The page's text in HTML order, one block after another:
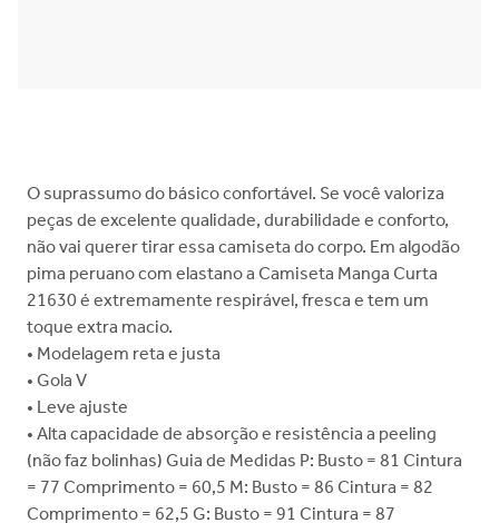
O suprassumo do básico confortável. Se você valoriza
peças de excelente qualidade, durabilidade e conforto,
não vai querer tirar essa camiseta do corpo. Em algodão
pima peruano com elastano a Camiseta Manga Curta
21630 é extremamente respirável, fresca e tem um
toque extra macio.
• Modelagem reta e justa
• Gola V
• Leve ajuste
• Alta capacidade de absorção e resistência a peeling
(não faz bolinhas) Guia de Medidas P: Busto = 81 Cintura
= 77 Comprimento = 60,5 M: Busto = 86 Cintura = 82
Comprimento = 62,5 G: Busto = 91 Cintura = 87